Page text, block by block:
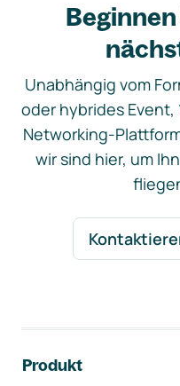
Unabhängig vom
oder hybrides
Networking-
wir sind hier, um
Produkt